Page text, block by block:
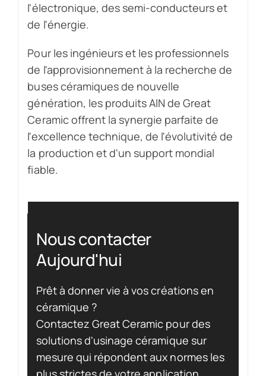
l'électronique, des semi-conducteurs et
de l'énergie.
Pour les ingénieurs et les professionnels
de l'approvisionnement à la recherche de
buses céramiques de nouvelle
génération, les produits AlN de Great
Ceramic offrent la synergie parfaite de
l'excellence technique, de l'évolutivité de
la production et d'un support mondial
fiable.
Nous contacter
Aujourd'hui
Prêt à donner vie à vos créations en
céramique ?
Contactez Great Ceramic pour des
solutions d'usinage céramique sur
mesure qui répondent aux normes les